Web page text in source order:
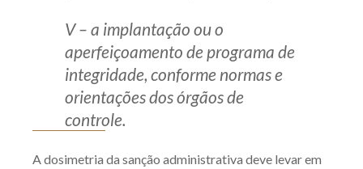
V – a implantação ou o
aperfeiçoamento de programa de
integridade, conforme normas e
orientações dos órgãos de
controle.
A dosimetria da sanção administrativa deve levar em